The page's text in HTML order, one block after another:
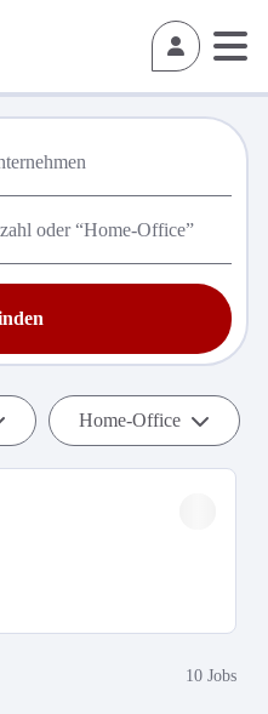
Home-Office
10 Jobs